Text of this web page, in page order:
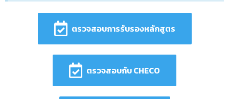
ตรวจสอบการรับรองหลักสูตร
ตรวจสอบกับ CHECO